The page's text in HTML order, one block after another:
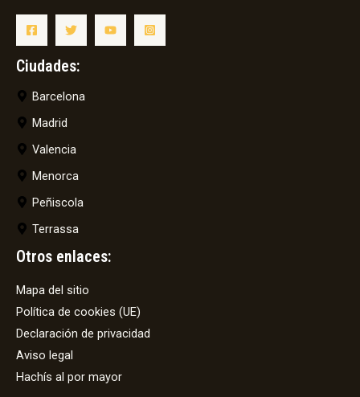
Ciudades:
Barcelona
Madrid
Valencia
Menorca
Peñiscola
Terrassa
Otros enlaces:
Mapa del sitio
Política de cookies (UE)
Declaración de privacidad
Aviso legal
Hachís al por mayor